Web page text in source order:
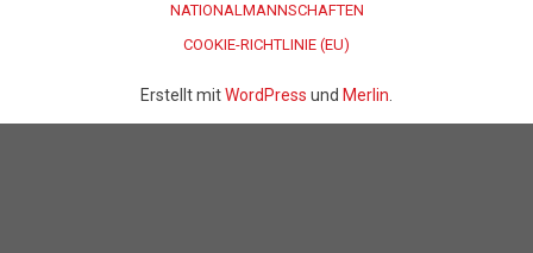
NATIONALMANNSCHAFTEN
COOKIE-RICHTLINIE (EU)
Erstellt mitWordPress und Merlin